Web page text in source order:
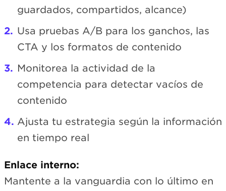
guardados, compartidos, alcance)
Usa pruebas A/B para los ganchos, las
CTA y los formatos de contenido
Monitorea la actividad de la
competencia para detectar vacíos de
contenido
Ajusta tu estrategia según la información
en tiempo real
Enlace interno:
Mantente a la vanguardia con lo último en